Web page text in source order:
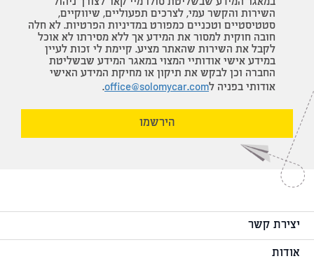
השירות והקשר עמי, לצרכים תפעוליים, שיווקיים,
סטטיסטיים וטכניים כמפורט במדיניות הפרטיות. לא חלה
חובה חוקית למסור את המידע אך ללא מסירתו לא אוכל
לקבל את השירות שהאתר מציע. קיימת לי זכות לעיין
במידע אישי אודותיי המצוי במאגר המידע שבשליטת
החברה וכן לבקש את תיקון או מחיקת המידע האישי
אודותי בפניה לoffice@solomycar.com
.
הירשמו
יצירת קשר
אודות